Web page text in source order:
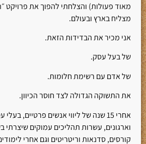
מאוד פעולות) והצלחתי להפוך את פרויקט
מצליח בארץ ובעולם.
אני מכיר את הבדידות הזאת.
של בעל עסק.
של אדם עם רשימת חלומות.
את התשוקה הגדולה לצד חוסר הכיוון.
אחרי 15 שנה של ליווי אנשים פרטיים,
וארגונים, עשרות תהליכים עמוקים שיצרתי
קורסים, סדנאות וריטריטים וגם אחרי